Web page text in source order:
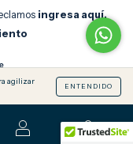
agilizar
ENTENDIDO
0
ingresa aquí.